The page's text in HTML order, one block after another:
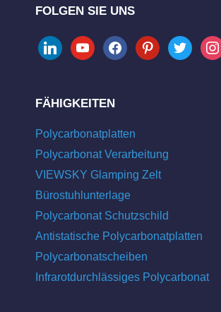
FOLGEN SIE UNS
linkedinyoutubefacebookpinteresttwitter
FÄHIGKEITEN
Polycarbonatplatten
Polycarbonat Verarbeitung
VIEWSKY Glamping Zelt
Bürostuhlunterlage
Polycarbonat Schutzschild
Antistatische Polycarbonatplatten
Polycarbonatscheiben
Infrarotdurchlässiges Polycarbonat